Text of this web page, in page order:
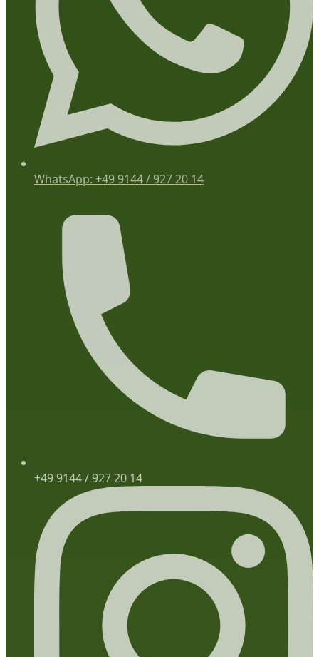
WhatsApp: +49 9144 / 927 20 14
+49 9144 / 927 20 14